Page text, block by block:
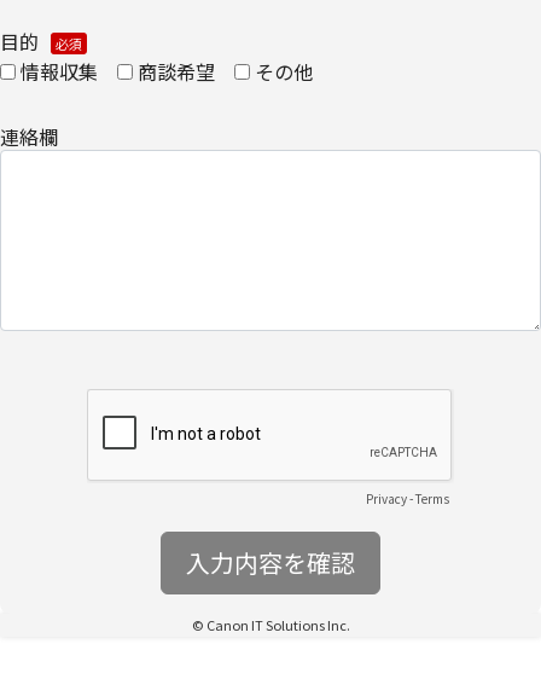
キヤノンITソリューションズ株式会社
企画本部 営業・マーケティング推進部
TEL 03-6701-3440
目的
情報収集
商談希望 その他
連絡欄
Privacy-Terms
© Canon IT Solutions Inc.